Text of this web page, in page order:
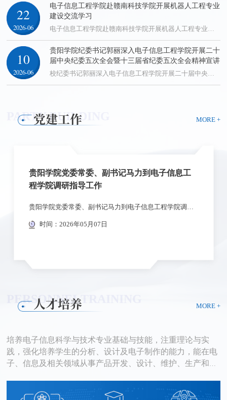
22
2026-06
电子信息工程学院赴赣南科技学院开展机器人工程专业
建设交流学习
电子信息工程学院赴赣南科技学院开展机器人工程专业建设交流学习2026年6月15日，经教育部长江学者特聘教授、北京工业大学石照耀教授牵线引荐，贵阳学院电子信息工程学院院长彭晓珊与田洪兴老师一行，赴赣南科技学院智能制造与材料工程学院，就机器人工程专业建设开展交流学习。此次活动是电子信息工程学院深化新工科建设、提升专业办学质量的重要举措，石照耀教授的专业搭桥为两校跨区域经验共享提供了关键支撑。赣南科技学院副...
10
2026-06
贵阳学院纪委书记郭丽深入电子信息工程学院开展二十
届中央纪委五次全会暨十三届省纪委五次全会精神宣讲
​校纪委书记郭丽深入电子信息工程学院开展二十届中央纪委五次全会暨十三届省纪委五次全会精神宣讲2026年6月9日中午，贵阳学院党委常委、纪委书记郭丽走进电子信息工程学院，开展二十届中央纪委五次全会暨十三届省纪委五次全会精神宣讲，学院全体教职工及学生代表参加，学院党委书记李旭主持宣讲会。郭丽解读了中央纪委五次全会的时代背景与核心要义，围绕“更高标准、更实举措”主线，聚焦习近平总书记“三个更加”工作要求，...
PARTY BUILDING
党建工作 MORE +
贵阳学院党委常委、副书记马力到电子信息工
程学院调研指导工作
时间：2026年05月07日
PERSONNELTRAINING
人才培养 MORE +
培养电子信息科学与技术专业基础与技能，注重理论与实
践，强化培养学生的分析、设计及电子制作的能力，能在电
子、信息及相关领域从事产品开发、设计、维护、生产和管